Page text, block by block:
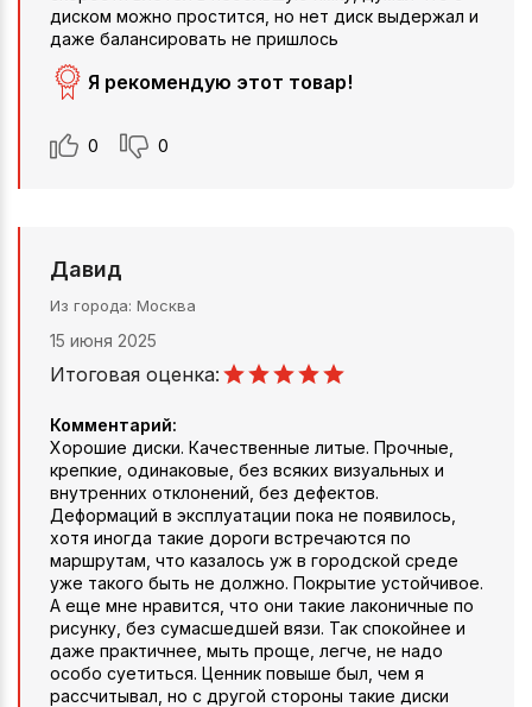
диском можно простится, но нет диск выдержал и
даже балансировать не пришлось
Я рекомендую этот товар!
0 0
Давид
Из города Москва
15 июня 2025
Итоговая оценка:
Комментарий:
Хорошие диски. Качественные литые. Прочные,
крепкие, одинаковые, без всяких визуальных и
внутренних отклонений, без дефектов.
Деформаций в эксплуатации пока не появилось,
хотя иногда такие дороги встречаются по
маршрутам, что казалось уж в городской среде
уже такого быть не должно. Покрытие устойчивое.
А еще мне нравится, что они такие лаконичные по
рисунку, без сумасшедшей вязи. Так спокойнее и
даже практичнее, мыть проще, легче, не надо
особо суетиться. Ценник повыше был, чем я
рассчитывал, но с другой стороны такие диски